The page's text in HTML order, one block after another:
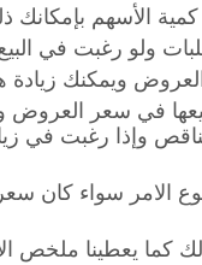
الأسهم
ولو رغبت في
ويمكنك زيادة
في سعر العروض
وإذا رغبت في
الامر سواء كان
كما يعطينا ملخص